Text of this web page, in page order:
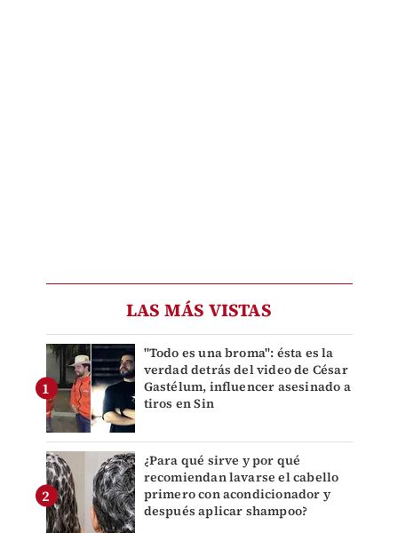
LAS MÁS VISTAS
"Todo es una broma": ésta es la
verdad detrás del video de César
Gastélum, influencer asesinado a
tiros en Sin
¿Para qué sirve y por qué
recomiendan lavarse el cabello
primero con acondicionador y
después aplicar shampoo?